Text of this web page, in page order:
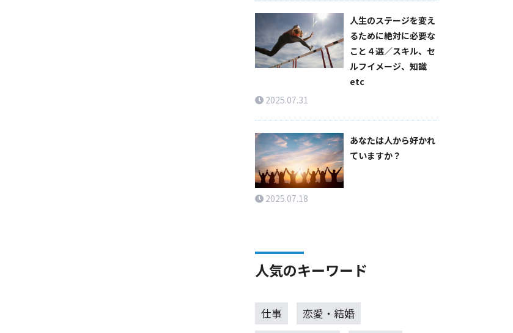
人生のステージを変え
るために絶対に必要な
こと４選／スキル、セ
ルフイメージ、知識
etc
2025.07.31
あなたは人から好かれ
ていますか？
2025.07.18
人気のキーワード
仕事
恋愛・結婚